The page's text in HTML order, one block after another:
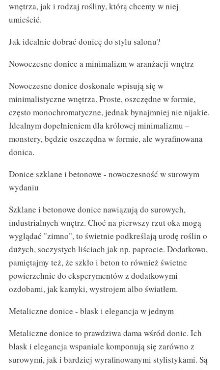
wnętrza, jak i rodzaj rośliny, którą chcemy w niej
umieścić.
Jak idealnie dobrać donicę do stylu salonu?
Nowoczesne donice a minimalizm w aranżacji wnętrz
Nowoczesne donice doskonale wpisują się w
minimalistyczne wnętrza. Proste, oszczędne w formie,
często monochromatyczne, jednak bynajmniej nie nijakie.
Idealnym dopełnieniem dla królowej minimalizmu –
monstery, będzie oszczędna w formie, ale wyrafinowana
donica.
Donice szklane i betonowe - nowoczesność w surowym
wydaniu
Szklane i betonowe donice nawiązują do surowych,
industrialnych wnętrz. Choć na pierwszy rzut oka mogą
wyglądać "zimno", to świetnie podkreślają urodę roślin o
dużych, soczystych liściach jak np. paprocie. Dodatkowo,
pamiętajmy też, że szkło i beton to również świetne
powierzchnie do eksperymentów z dodatkowymi
ozdobami, jak kamyki, wystrojem albo światłem.
Metaliczne donice - blask i elegancja w jednym
Metaliczne donice to prawdziwa dama wśród donic. Ich
blask i elegancja wspaniale komponują się zarówno z
surowymi, jak i bardziej wyrafinowanymi stylistykami. Są